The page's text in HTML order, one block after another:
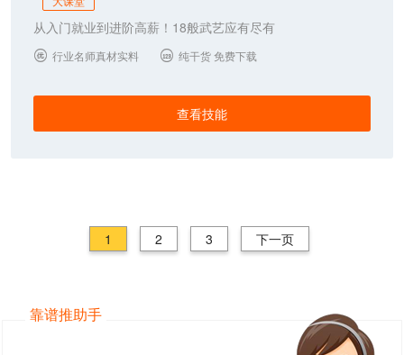
从入门就业到进阶高薪！18般武艺应有尽有
 行业名师真材实料  纯干货 免费下载
查看技能
1 2 3 下一页
靠谱推助手